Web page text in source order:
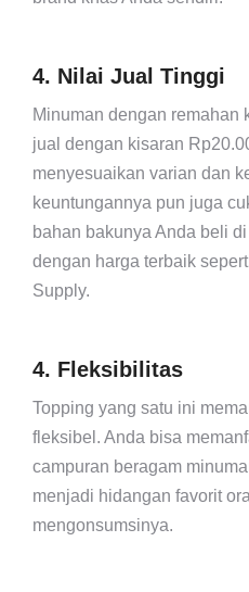
4. Nilai Jual Tinggi
Minuman dengan remahan
jual dengan kisaran
menyesuaikan varian dan
keuntungannya pun juga
bahan bakunya Anda beli
dengan harga terbaik
Supply.
4. Fleksibilitas
Topping yang satu ini
fleksibel. Anda bisa
campuran beragam
menjadi hidangan favorit
mengonsumsinya.